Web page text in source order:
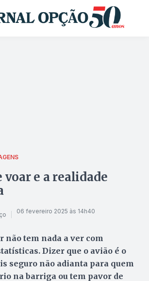
voar e a realidade
06 fevereiro 2025 às 14h40
não tem nada a ver com
Dizer que o avião é o
seguro não adianta para quem
na barriga ou tem pavor de